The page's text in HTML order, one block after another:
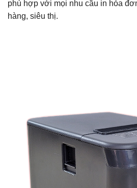
phù hợp với mọi nhu cầu in hóa
hàng, siêu thị.